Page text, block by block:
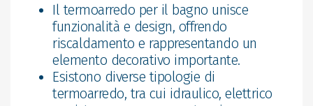
Il termoarredo per il bagno unisce
funzionalità e design, offrendo
riscaldamento e rappresentando un
elemento decorativo importante.
Esistono diverse tipologie di
termoarredo, tra cui idraulico, elettrico